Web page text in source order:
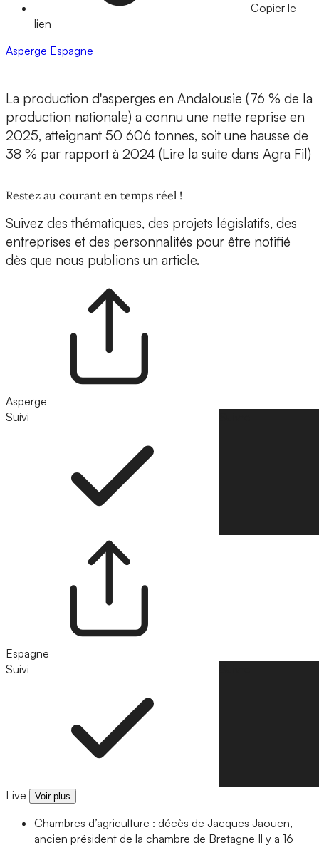
Copier le
lien
Asperge Espagne
La production d'asperges en Andalousie (76 % de la
production nationale) a connu une nette reprise en
2025, atteignant 50 606 tonnes, soit une hausse de
38 % par rapport à 2024 (Lire la suite dans Agra Fil)
Restez au courant en temps réel !
Suivez des thématiques, des projets législatifs, des
entreprises et des personnalités pour être notifié
dès que nous publions un article.
Asperge
Suivi
Espagne
Suivi
Live Voir plus
Chambres d’agriculture : décès de Jacques Jaouen,
ancien président de la chambre de Bretagne Il y a 16